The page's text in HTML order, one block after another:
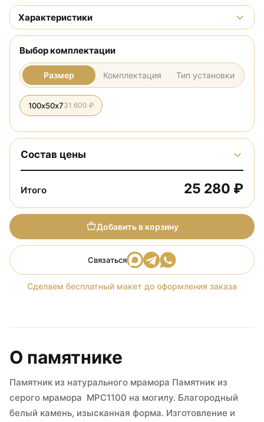
Характеристики
Выбор комплектации
Размер Комплектация Тип установки
100х50х731 600 ₽
Состав цены
Итого 25 280 ₽
Добавить в корзину
Связаться
Сделаем бесплатный макет до оформления заказа
О памятнике
Памятник из натурального мрамора Памятник из
серого мрамора МРС1100 на могилу. Благородный
белый камень, изысканная форма. Изготовление и